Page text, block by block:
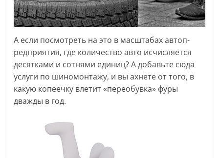
А если посмотреть на это в масштабах автоп-
редприятия, где количество авто исчисляется
десятками и сотнями единиц? А добавьте сюда
услуги по шиномонтажу, и вы ахнете от того, в
какую копеечку влетит «переобувка» фуры
дважды в год.